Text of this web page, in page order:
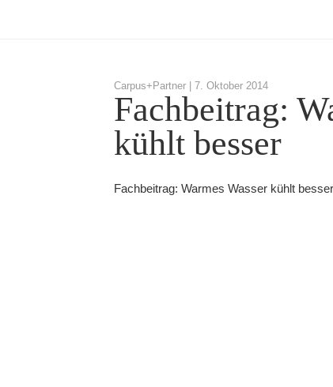
Carpus+Partner | 7. Oktober 2014
Fachbeitrag:
kühlt besser
Fachbeitrag: Warmes Wasser kühlt besser